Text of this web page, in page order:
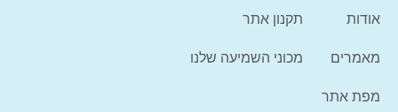
אודות
מאמרים
מפת אתר
תקנון אתר
מכוני השמיעה שלנו